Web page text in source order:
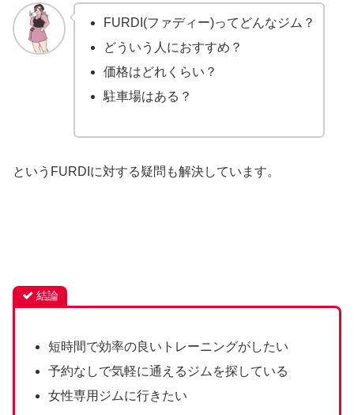
FURDI(ファディー)ってどんなジム？
どういう人におすすめ？
価格はどれくらい？
駐車場はある？
というFURDIに対する疑問も解決しています。
結論
短時間で効率の良いトレーニングがしたい
予約なしで気軽に通えるジムを探している
女性専用ジムに行きたい